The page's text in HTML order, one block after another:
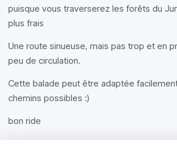
puisque vous traverserez les forêts du
plus frais
Une route sinueuse, mais pas trop et en
peu de circulation.
Cette balade peut être adaptée
chemins possibles :)
bon ride